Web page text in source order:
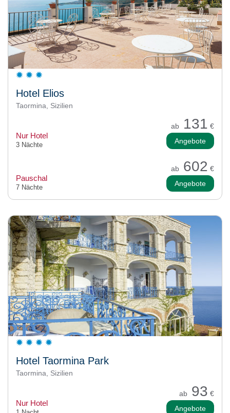
Hotel Elios
Taormina, Sizilien
ab 131 €
Nur Hotel
3 Nächte Angebote
ab 602 €
Pauschal
7 Nächte Angebote
Hotel Taormina Park
Taormina, Sizilien
ab 93 €
Nur Hotel
Angebote